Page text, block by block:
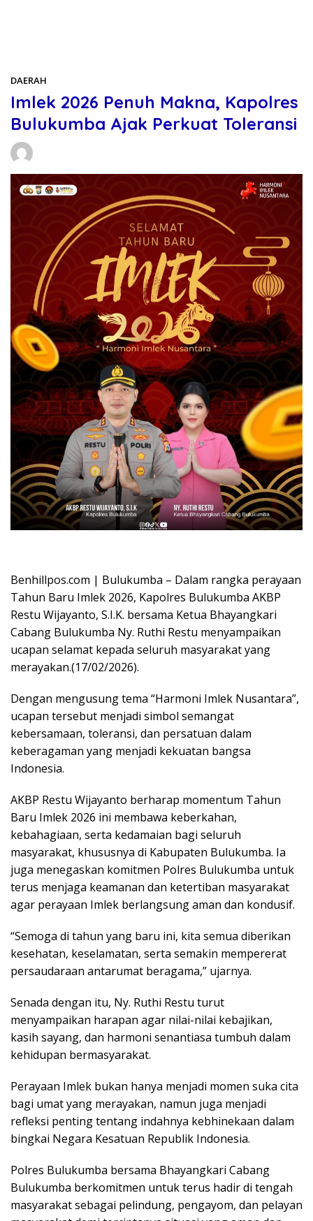
DAERAH
Imlek 2026 Penuh Makna, Kapolres
Bulukumba Ajak Perkuat Toleransi
Benhillpos.com | Bulukumba – Dalam rangka perayaan
Tahun Baru Imlek 2026, Kapolres Bulukumba AKBP
Restu Wijayanto, S.I.K. bersama Ketua Bhayangkari
Cabang Bulukumba Ny. Ruthi Restu menyampaikan
ucapan selamat kepada seluruh masyarakat yang
merayakan.(17/02/2026).
Dengan mengusung tema “Harmoni Imlek Nusantara”,
ucapan tersebut menjadi simbol semangat
kebersamaan, toleransi, dan persatuan dalam
keberagaman yang menjadi kekuatan bangsa
Indonesia.
AKBP Restu Wijayanto berharap momentum Tahun
Baru Imlek 2026 ini membawa keberkahan,
kebahagiaan, serta kedamaian bagi seluruh
masyarakat, khususnya di Kabupaten Bulukumba. Ia
juga menegaskan komitmen Polres Bulukumba untuk
terus menjaga keamanan dan ketertiban masyarakat
agar perayaan Imlek berlangsung aman dan kondusif.
“Semoga di tahun yang baru ini, kita semua diberikan
kesehatan, keselamatan, serta semakin mempererat
persaudaraan antarumat beragama,” ujarnya.
Senada dengan itu, Ny. Ruthi Restu turut
menyampaikan harapan agar nilai-nilai kebajikan,
kasih sayang, dan harmoni senantiasa tumbuh dalam
kehidupan bermasyarakat.
Perayaan Imlek bukan hanya menjadi momen suka cita
bagi umat yang merayakan, namun juga menjadi
refleksi penting tentang indahnya kebhinekaan dalam
bingkai Negara Kesatuan Republik Indonesia.
Polres Bulukumba bersama Bhayangkari Cabang
Bulukumba berkomitmen untuk terus hadir di tengah
masyarakat sebagai pelindung, pengayom, dan pelayan